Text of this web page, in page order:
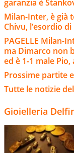
garanzia è
Milan-Inter, è già
Chivu, l’esordio
PAGELLE Milan-
ma Dimarco non
ed è 1-1 male
Prossime partite
Tutte le notizie
Gioielleria